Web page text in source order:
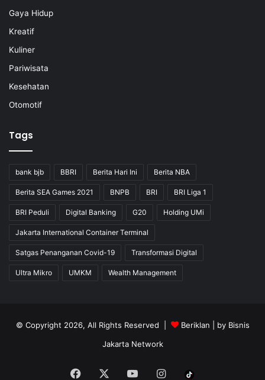
Gaya Hidup
Kreatif
Kuliner
Pariwisata
Kesehatan
Otomotif
Tags
bank bjb BBRI Berita Hari Ini Berita NBA
Berita SEA Games 2021 BNPB BRI BRI Liga 1
BRI Peduli Digital Banking G20 Holding UMi
Jakarta International Container Terminal
Satgas Penanganan Covid-19 Transformasi Digital
Ultra Mikro UMKM Wealth Management
© Copyright 2026, All Rights Reserved | Beriklan | by Bisnis
Jakarta Network
Facebook YouTubeInstagram